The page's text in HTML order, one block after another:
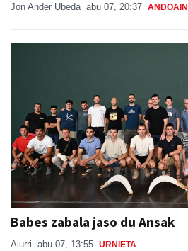
Jon Ander Ubeda abu 07, 20:37 ANDOAIN
Babes zabala jaso du Ansak
Aiurri abu 07, 13:55 URNIETA